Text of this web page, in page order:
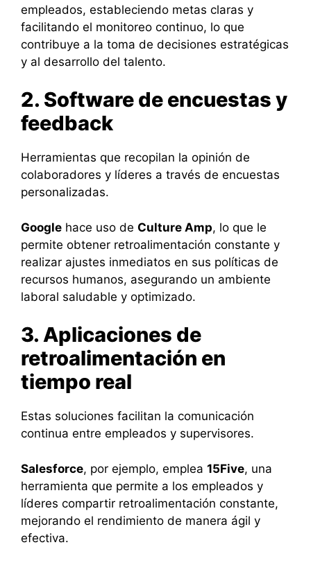
empleados, estableciendo metas claras y
facilitando el monitoreo continuo, lo que
contribuye a la toma de decisiones estratégicas
y al desarrollo del talento.
2. Software de encuestas y
feedback
Herramientas que recopilan la opinión de
colaboradores y líderes a través de encuestas
personalizadas.
Google hace uso de Culture Amp, lo que le
permite obtener retroalimentación constante y
realizar ajustes inmediatos en sus políticas de
recursos humanos, asegurando un ambiente
laboral saludable y optimizado.
3. Aplicaciones de
retroalimentación en
tiempo real
Estas soluciones facilitan la comunicación
continua entre empleados y supervisores.
Salesforce, por ejemplo, emplea 15Five, una
herramienta que permite a los empleados y
líderes compartir retroalimentación constante,
mejorando el rendimiento de manera ágil y
efectiva.